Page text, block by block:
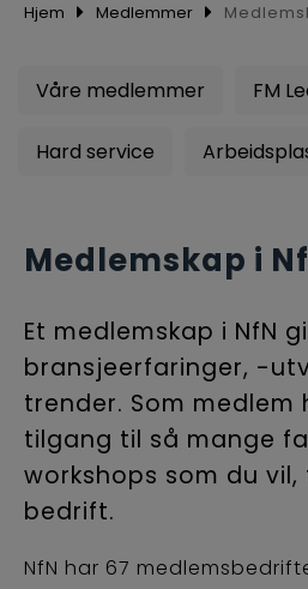
Hjem Medlemmer
Våre medlemmer FM
Hard service
Medlemskap i
Et medlemskap i NfN
bransjeerfaringer, -
trender. Som medlem
tilgang til så mange
workshops som du
bedrift.
NfN har 67